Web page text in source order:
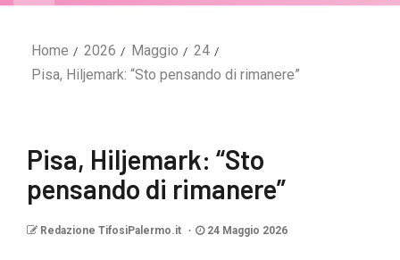
Home 2026 Maggio
24
Pisa, Hiljemark: “Sto pensando di rimanere”
Pisa, Hiljemark: “Sto
pensando di rimanere”
Redazione TifosiPalermo.it 24 Maggio 2026